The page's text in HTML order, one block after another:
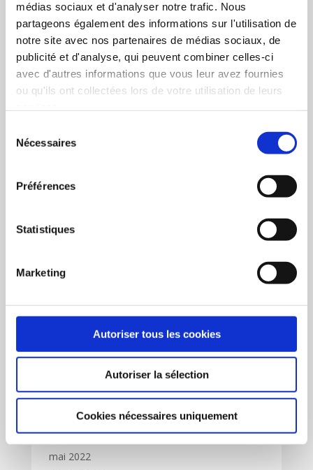
médias sociaux et d'analyser notre trafic. Nous
partageons également des informations sur l'utilisation de
notre site avec nos partenaires de médias sociaux, de
publicité et d'analyse, qui peuvent combiner celles-ci
avec d'autres informations que vous leur avez fournies
ou qu'ils ont collectées lors de votre utilisation de leurs
Nécessaires
Préférences
Statistiques
Marketing
Autoriser tous les cookies
Autoriser la sélection
Cookies nécessaires uniquement
février 2026
janvier 2026
décembre 2025
octobre 2025
novembre 2024
août 2024
janvier 2024
octobre 2023
mai 2023
janvier 2023
décembre 2022
octobre 2022
septembre 2022
août 2022
juin 2022
mai 2022